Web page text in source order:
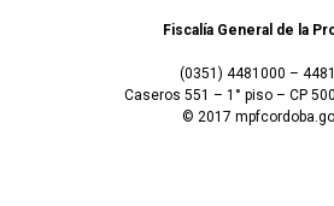
Fiscalía General de la
(0351) 4481000 –
Caseros 551 – 1° piso – CP
© 2017